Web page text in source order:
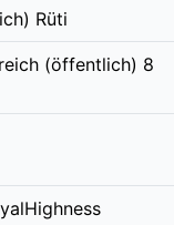
Rüti
(öffentlich) 8